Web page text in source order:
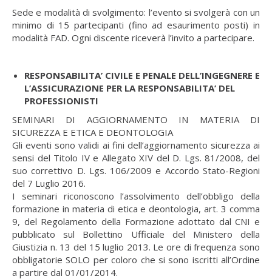
Sede e modalità di svolgimento: l’evento si svolgerà con un
minimo di 15 partecipanti (fino ad esaurimento posti) in
modalità FAD. Ogni discente riceverà l’invito a partecipare.
RESPONSABILITA’ CIVILE E PENALE DELL’INGEGNERE E
L’ASSICURAZIONE PER LA RESPONSABILITA’ DEL
PROFESSIONISTI
SEMINARI DI AGGIORNAMENTO IN MATERIA DI
SICUREZZA E ETICA E DEONTOLOGIA
Gli eventi sono validi ai fini dell’aggiornamento sicurezza ai
sensi del Titolo IV e Allegato XIV del D. Lgs. 81/2008, del
suo correttivo D. Lgs. 106/2009 e Accordo Stato-Regioni
del 7 Luglio 2016.
I seminari riconoscono l’assolvimento dell’obbligo della
formazione in materia di etica e deontologia, art. 3 comma
9, del Regolamento della Formazione adottato dal CNI e
pubblicato sul Bollettino Ufficiale del Ministero della
Giustizia n. 13 del 15 luglio 2013. Le ore di frequenza sono
obbligatorie SOLO per coloro che si sono iscritti all’Ordine
a partire dal 01/01/2014.